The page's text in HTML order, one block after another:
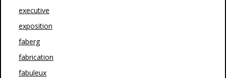
executive
exposition
faberg
fabrication
fabuleux